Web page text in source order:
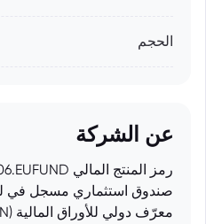
الحجم
عن الشركة
صندوق استثماري مسجل في